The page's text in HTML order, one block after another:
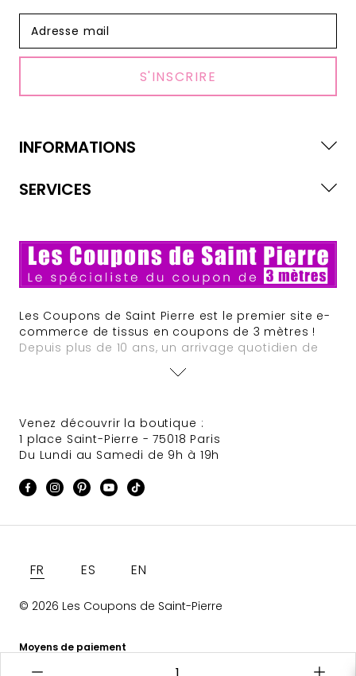
Les Coupons de Saint Pierre est le premier site e-
commerce de tissus en coupons de 3 mètres !
Depuis plus de 10 ans, un arrivage quotidien de
toute concurrence animent régulièrement le site
leur apparition.
Venez découvrir la boutique :
1 place Saint-Pierre - 75018 Paris
Du Lundi au Samedi de 9h à 19h
INFORMATIONS
SERVICES
S'INSCRIRE
FR ES EN
© 2026 Les Coupons de Saint-Pierre
Moyens de paiement